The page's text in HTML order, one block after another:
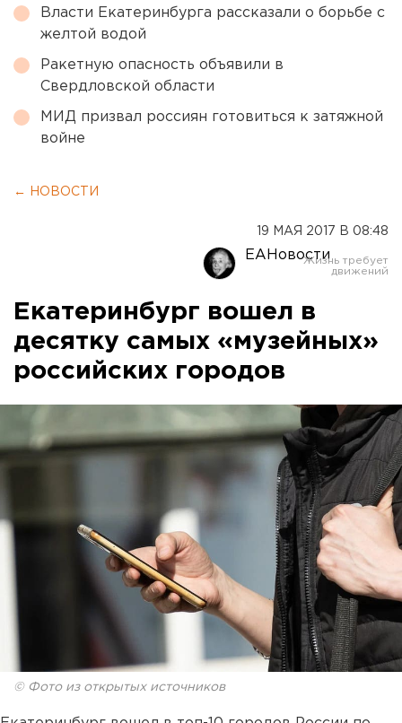
Власти Екатеринбурга рассказали о борьбе с
желтой водой
Ракетную опасность объявили в
Свердловской области
МИД призвал россиян готовиться к затяжной
войне
← НОВОСТИ
19 МАЯ 2017 В 08:48
ЕАНовости
Екатеринбург вошел в
десятку самых «музейных»
российских городов
© Фото из открытых источников